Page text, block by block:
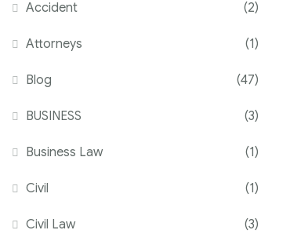
Accident (2)
Attorneys (1)
Blog (47)
BUSINESS (3)
Business Law (1)
Civil (1)
Civil Law (3)